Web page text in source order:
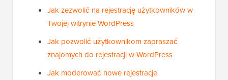
Jak zezwolić na rejestrację użytkowników w
Twojej witrynie WordPress
Jak pozwolić użytkownikom zapraszać
znajomych do rejestracji w WordPress
Jak moderować nowe rejestracje